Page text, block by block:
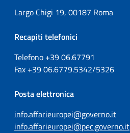
Largo Chigi 19, 00187 Roma
Recapiti telefonici
Telefono +3906.67791
Fax +3906.6779.5342/5326
Posta elettronica
info.affarieuropei@governo.it
info.affarieuropei@pec.governo.it